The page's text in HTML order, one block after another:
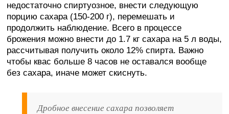
недостаточно спиртуозное, внести следующую
порцию сахара (150-200 г), перемешать и
продолжить наблюдение. Всего в процессе
брожения можно внести до 1.7 кг сахара на 5 л воды,
рассчитывая получить около 12% спирта. Важно
чтобы квас больше 8 часов не оставался вообще
без сахара, иначе может скиснуть.
Дробное внесение сахара позволяет